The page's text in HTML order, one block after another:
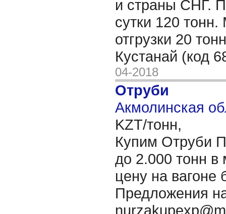
и страны СНГ.
сутки 120
отгрузки 20
Кустанай (код
04-2018
Отруби
Акмолинская
KZT/тонн,
Купим Отруби
до 2.000 тонн в
цену на вагоне
Предложения